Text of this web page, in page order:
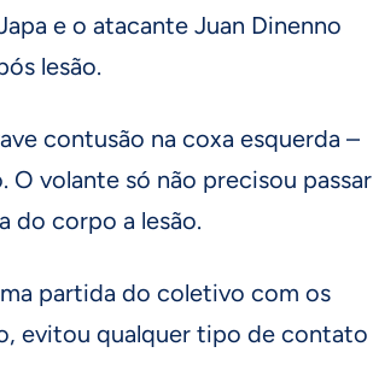
e o atacante Juan Dinenno
lesão.
contusão na coxa esquerda –
O volante só não precisou passar
do corpo a lesão.
partida do coletivo com os
evitou qualquer tipo de contato